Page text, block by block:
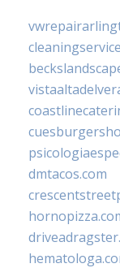
dmtacos.com